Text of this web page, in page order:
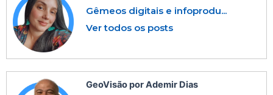
Gêmeos digitais e infoprodu...
Ver todos os posts
GeoVisão por Ademir Dias